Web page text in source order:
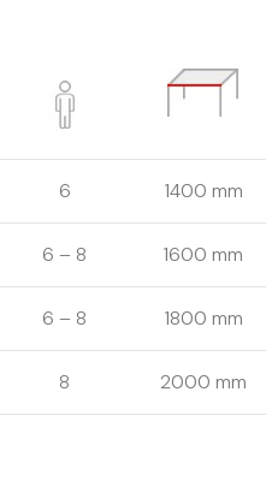
6 1400 mm
6 – 8 1600 mm
6 – 8 1800 mm
8 2000 mm